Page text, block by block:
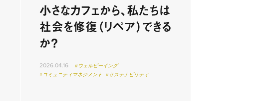
小さなカフェから、私たちは
社会を修復（リペア）できる
か？
2026.04.16
#ウェルビーイング
#コミュニティマネジメント
#サステナビリティ